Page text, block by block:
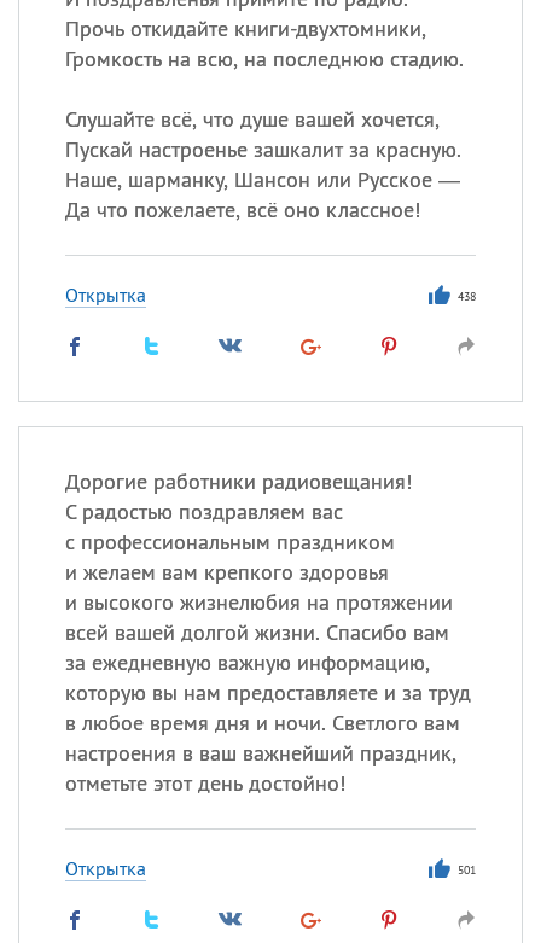
Прочь откидайте книги-двухтомники,
Громкость на всю, на последнюю стадию.
Слушайте всё, что душе вашей хочется,
Пускай настроенье зашкалит за красную.
Наше, шарманку, Шансон или Русское —
Да что пожелаете, всё оно классное!
Открытка 438
Дорогие работники радиовещания!
С радостью поздравляем вас
с профессиональным праздником
и желаем вам крепкого здоровья
и высокого жизнелюбия на протяжении
всей вашей долгой жизни. Спасибо вам
за ежедневную важную информацию,
которую вы нам предоставляете и за труд
в любое время дня и ночи. Светлого вам
настроения в ваш важнейший праздник,
отметьте этот день достойно!
Открытка 501